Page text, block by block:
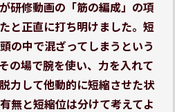
研修動画の「筋の編成」の項
と正直に打ち明けました。短
の中で混ざってしまうという
の場で腕を使い、力を入れて
力して他動的に短縮させた状
無と短縮位は分けて考えてよ